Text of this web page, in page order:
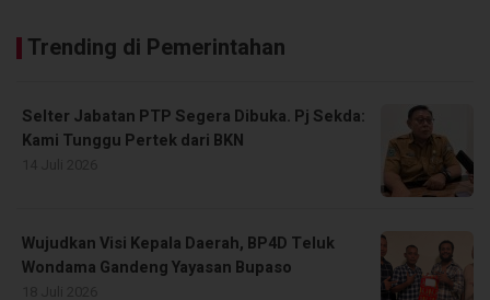
Trending di Pemerintahan
Selter Jabatan PTP Segera Dibuka. Pj Sekda:
Kami Tunggu Pertek dari BKN
Wujudkan Visi Kepala Daerah, BP4D Teluk
Wondama Gandeng Yayasan Bupaso